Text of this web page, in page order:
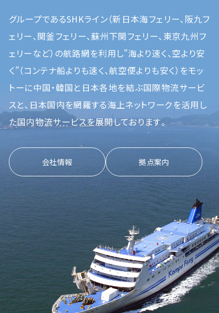
グループであるSHKライン（新日本海フェリー、阪九フ
ェリー、関釜フェリー、蘇州下関フェリー、東京九州フ
ェリーなど）の航路網を利用し”海より速く、空より安
く”（コンテナ船よりも速く、航空便よりも安く）をモッ
トーに中国・韓国と日本各地を結ぶ国際物流サービ
スと、日本国内を網羅する海上ネットワークを活用し
た国内物流サービスを展開しております。
会社情報 拠点案内